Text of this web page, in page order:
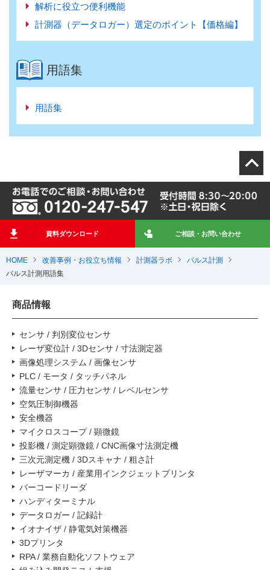
HOME 改善事例・お役立ち情報 計測器ラボ
パルス計測
パルス計測用語集
解析に役立つ便利機能
計測器（データロガー）選定のポイント【価格編】
用語集
用語集
資料ダウンロード ご相談・お問い合わせ
商品情報
センサ / 判別変位センサ
レーザ変位計 / 3Dセンサ / 寸法測定器
画像処理システム / 画像センサ
PLC / モータ / タッチパネル
流量センサ / 圧力センサ / レベルセンサ
空気圧制御機器
安全機器
マイクロスコープ / 顕微鏡
投影機 / 測定顕微鏡 / CNC画像寸法測定機
三次元測定機 / 3Dスキャナ / 粗さ計
レーザマーカ / 産業用インクジェットプリンタ
バーコードリーダ
ハンディターミナル
データロガー / 記録計
イオナイザ / 静電気対策機器
3Dプリンタ
RPA / 業務自動化ソフトウェア